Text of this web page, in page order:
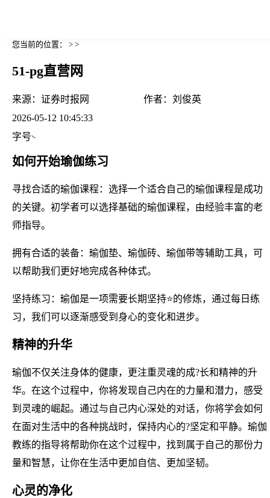
您当前的位置： > >
51-pg直营网
来源： 证券时报网 作者： 刘俊英
2026-05-12 10:45:33
字号
如何开始瑜伽练习
寻找合适的瑜伽课程：选择一个适合自己的瑜伽课程是成功
的关键。初学者可以选择基础的瑜伽课程，由经验丰富的老
师指导。
拥有合适的装备：瑜伽垫、瑜伽砖、瑜伽带等辅助工具，可
以帮助我们更好地完成各种体式。
坚持练习：瑜伽是一项需要长期坚持⭐的修炼，通过每日练
习，我们可以逐渐感受到身心的变化和进步。
精神的升华
瑜伽不仅关注身体的健康，更注重灵魂的成?长和精神的升
华。在这个过程中，你将发现自己内在的力量和潜力，感受
到灵魂的崛起。通过与自己内心深处的对话，你将学会如何
在面对生活中的各种挑战时，保持内心的?坚定和平静。瑜伽
教练的指导将帮助你在这个过程中，找到属于自己的那份力
量和智慧，让你在生活中更加自信、更加坚韧。
心灵的净化